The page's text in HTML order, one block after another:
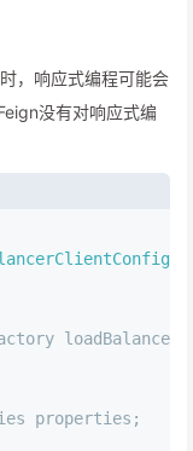
，响应式编程可能会
没有对响应式编
properties;